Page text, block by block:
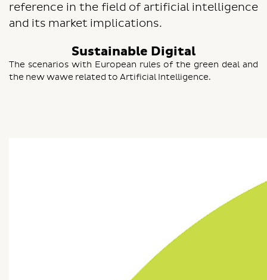
reference in the field of artificial intelligence
and its market implications.
Sustainable Digital
The scenarios with European rules of the green deal and
the new wawe related to Artificial Intelligence.